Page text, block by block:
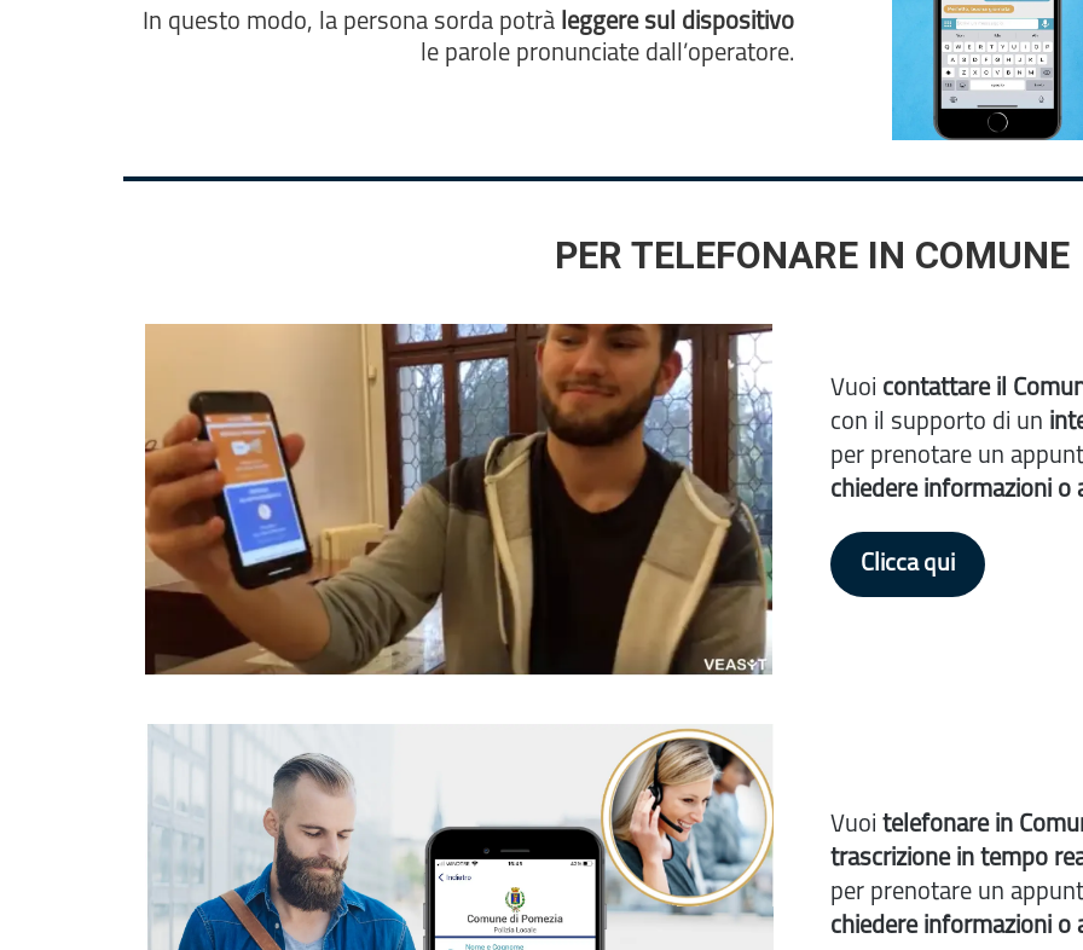
In questo modo, la persona sorda potrà leggere sul dispositivo
le parole pronunciate dall’operatore.
PER TELEFONARE IN COMUNE
Vuoi contattare il
con il supporto di un
per prenotare un
chiedere informazioni o
Clicca qui
Vuoi telefonarein
trascrizione in tempo
per prenotare un
chiedere informazioni o